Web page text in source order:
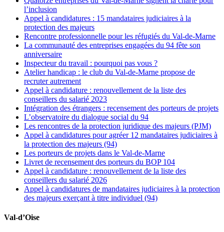
l’inclusion
Appel à candidatures : 15 mandataires judiciaires à la
protection des majeurs
Rencontre professionnelle pour les réfugiés du Val-de-Marne
La communauté des entreprises engagées du 94 fête son
anniversaire
Inspecteur du travail : pourquoi pas vous ?
Atelier handicap : le club du Val-de-Marne propose de
recruter autrement
Appel à candidature : renouvellement de la liste des
conseillers du salarié 2023
Intégration des étrangers : recensement des porteurs de projets
L’observatoire du dialogue social du 94
Les rencontres de la protection juridique des majeurs (PJM)
Appel à candidatures pour agréer 12 mandataires judiciaires à
la protection des majeurs (94)
Les porteurs de projets dans le Val-de-Marne
Livret de recensement des porteurs du BOP 104
Appel à candidature : renouvellement de la liste des
conseillers du salarié 2026
Appel à candidatures de mandataires judiciaires à la protection
des majeurs exerçant à titre individuel (94)
Val-d’Oise